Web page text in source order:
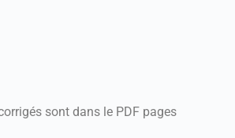
sont dans le PDF pages